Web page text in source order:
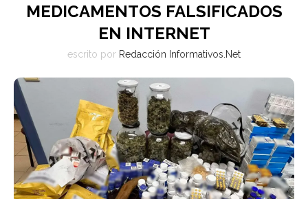
MEDICAMENTOS FALSIFICADOS
EN INTERNET
escrito por Redacción Informativos.Net